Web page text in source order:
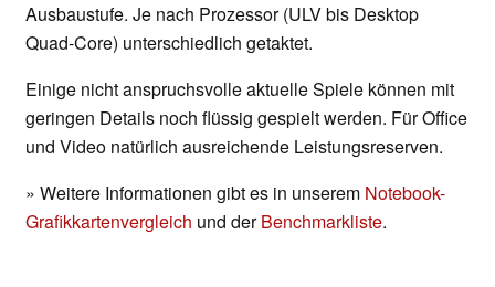
Ausbaustufe. Je nach Prozessor (ULV bis Desktop
Quad-Core) unterschiedlich getaktet.
Einige nicht anspruchsvolle aktuelle Spiele können mit
geringen Details noch flüssig gespielt werden. Für Office
und Video natürlich ausreichende Leistungsreserven.
» Weitere Informationen gibt es in unserem Notebook-
Grafikkartenvergleich und derBenchmarkliste.